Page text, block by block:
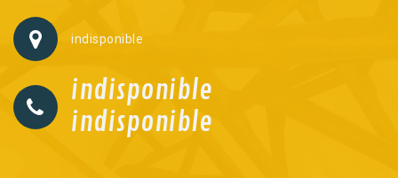
indisponible
indisponible
indisponible